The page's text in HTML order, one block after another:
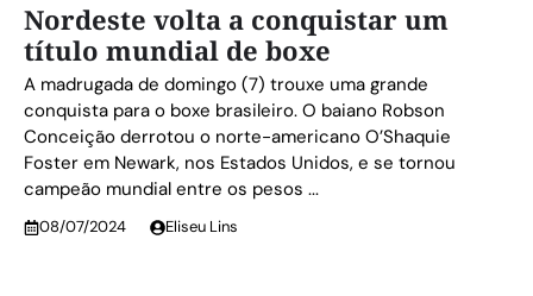
Nordeste volta a conquistar um
título mundial de boxe
A madrugada de domingo (7) trouxe uma grande
conquista para o boxe brasileiro. O baiano Robson
Conceição derrotou o norte-americano O’Shaquie
Foster em Newark, nos Estados Unidos, e se tornou
campeão mundial entre os pesos ...
08/07/2024 Eliseu Lins